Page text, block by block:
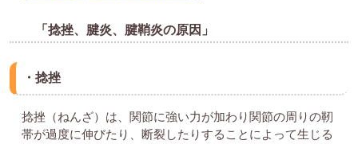
「捻挫、腱炎、腱鞘炎の原因」
・捻挫
捻挫（ねんざ）は、関節に強い力が加わり関節の周りの靭
帯が過度に伸びたり、断裂したりすることによって生じる